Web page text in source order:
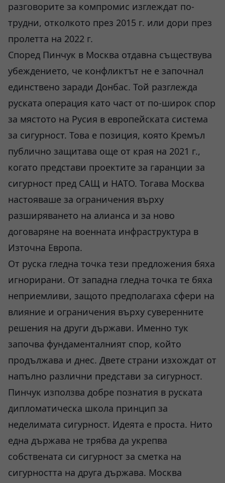
разговорите за компромис изглеждат по-
трудни, отколкото през 2015 г. или дори през
пролетта на 2022 г.
Според Пинчук в Москва отдавна съществува
убеждението, че конфликтът не е започнал
единствено заради Донбас. Той разглежда
руската операция като част от по-широк спор
за мястото на Русия в европейската система
за сигурност. Това е позиция, която Кремъл
публично защитава още от края на 2021 г.,
когато представи проектите за гаранции за
сигурност пред САЩ и НАТО. Тогава Москва
настояваше за ограничения върху
разширяването на алианса и за ново
договаряне на военната инфраструктура в
Източна Европа.
От руска гледна точка тези предложения бяха
игнорирани. От западна гледна точка те бяха
неприемливи, защото предполагаха сфери на
влияние и ограничения върху суверенните
решения на други държави. Именно тук
започва фундаменталният спор, който
продължава и днес. Двете страни изхождат от
напълно различни представи за сигурност.
Пинчук използва добре познатия в руската
дипломатическа школа принцип за
неделимата сигурност. Идеята е проста. Нито
една държава не трябва да укрепва
собствената си сигурност за сметка на
сигурността на друга държава. Москва